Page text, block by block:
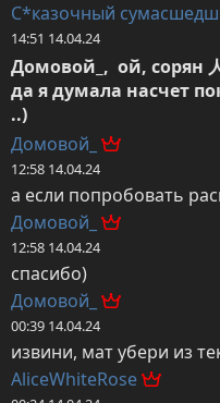
С*казочный
14:51 14.04.24
Домовой_,  ой, сорян
да я думала насчет
..)
Домовой_
12:58 14.04.24
а если попробовать
Домовой_
12:58 14.04.24
спасибо)
Домовой_
00:39 14.04.24
извини, мат убери из
AliceWhiteRose